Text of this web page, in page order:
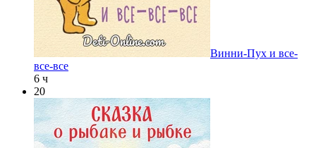
Винни-Пух и все-
все-все
6 ч
20